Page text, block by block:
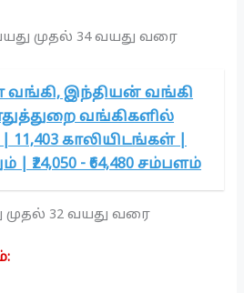
வயது முதல் 34 வயது வரை
வங்கி, இந்தியன் வங்கி
வங்கிகளில்
11,403 காலியிடங்கள் |
| ₹24,050 - ₹64,480 சம்பளம்
முதல் 32 வயது வரை